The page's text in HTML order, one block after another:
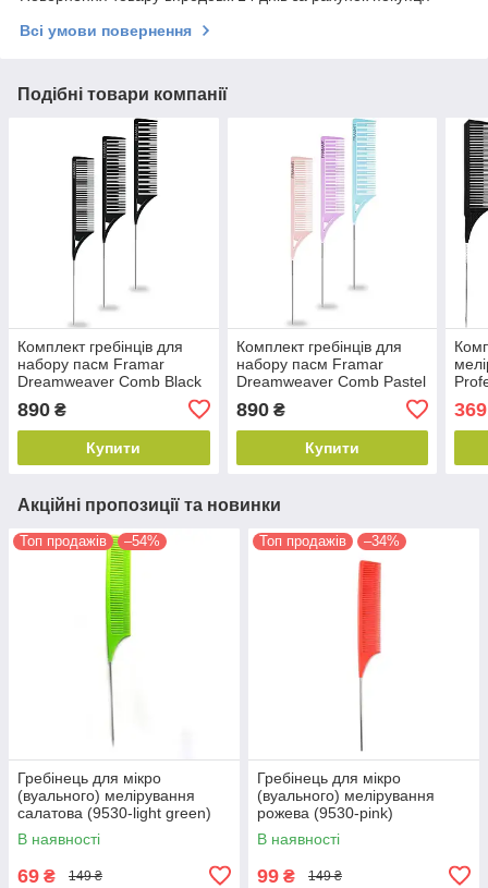
Всі умови повернення
Подібні товари компанії
Комплект гребінців для
набору пасм Framar
Dreamweaver Comb Black
890 ₴
Купити
Комплект гребінців для
набору пасм Framar
Dreamweaver Comb Pastel
(пастельні кольори), 3 шт
(92001)
890₴
Купити
шт
369
Акційні пропозиції та новинки
Топ продажів –54%
Гребінець для мікро
(вуального) мелірування
салатова (9530-light green)
В наявності
69 ₴ 149 ₴
Топ продажів –34%
Гребінець для мікро
(вуального) мелірування
рожева (9530-pink)
В наявності
99 ₴ 149 ₴